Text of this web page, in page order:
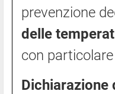
prevenzione
delle
con
Dichiarazione